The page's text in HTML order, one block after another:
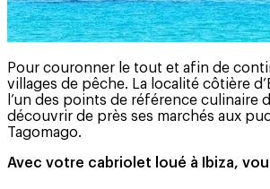
Pour couronner le tout et afin de
villages de pêche. La localité côtière
l’un des points de référence culinaire
découvrir de près ses marchés aux
Tagomago.
Avec votre cabriolet loué à Ibiza,